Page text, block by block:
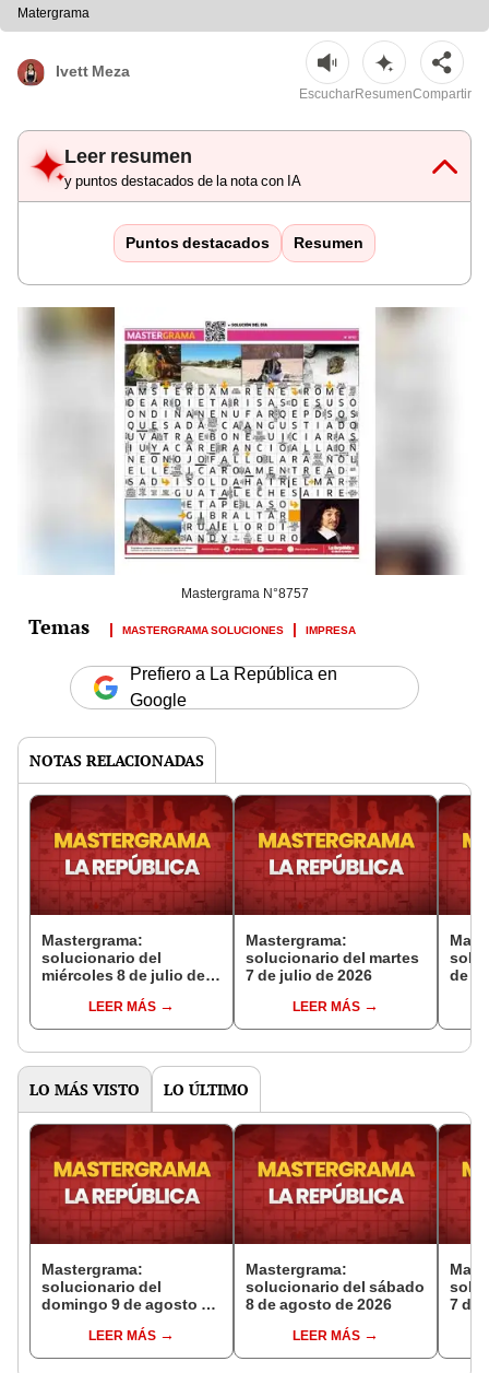
Matergrama
Ivett Meza
EscucharResumenCompartir
Leer resumen
y puntos destacados de la nota con IA
Puntos destacados Resumen
Mastergrama N°8757
MASTERGRAMA SOLUCIONES IMPRESA
Prefiero a La República en
Google
NOTAS RELACIONADAS
Mastergrama:
solucionario del
miércoles 8 de julio de
LEER MÁS
Mastergrama:
solucionario del martes
7 de julio de 2026
LEER MÁS
de
LO MÁS VISTO LO ÚLTIMO
Mastergrama:
solucionario del
domingo 9 de agosto de
LEER MÁS
Mastergrama:
solucionario del sábado
8 de agosto de 2026
LEER MÁS
7 de